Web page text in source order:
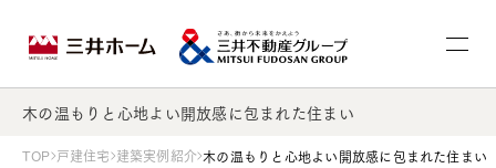
木の温もりと心地よい開放感に包まれた住まい
TOP 戸建住宅 建築実例紹介 木の温もりと心地よい開放感に包まれた住まい